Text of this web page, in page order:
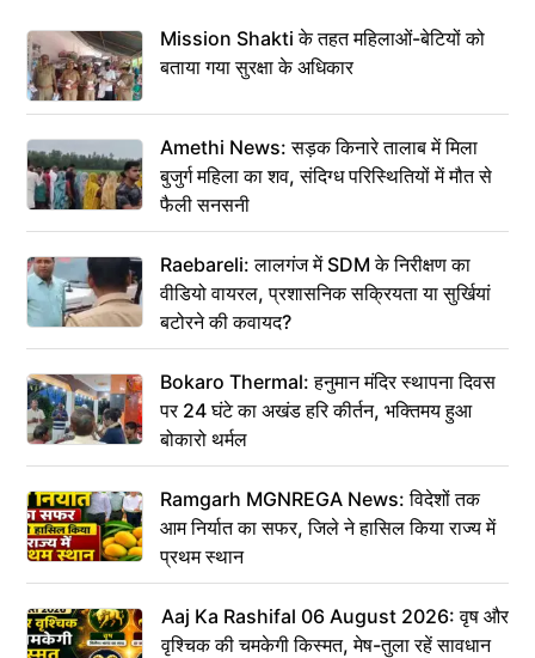
Mission Shakti के तहत महिलाओं-बेटियों को
बताया गया सुरक्षा के अधिकार
Amethi News: सड़क किनारे तालाब में मिला
बुजुर्ग महिला का शव, संदिग्ध परिस्थितियों में मौत से
फैली सनसनी
Raebareli: लालगंज में SDM के निरीक्षण का
वीडियो वायरल, प्रशासनिक सक्रियता या सुर्खियां
बटोरने की कवायद?
Bokaro Thermal: हनुमान मंदिर स्थापना दिवस
पर 24 घंटे का अखंड हरि कीर्तन, भक्तिमय हुआ
बोकारो थर्मल
Ramgarh MGNREGA News: विदेशों तक
आम निर्यात का सफर, जिले ने हासिल किया राज्य में
प्रथम स्थान
Aaj Ka Rashifal 06 August 2026: वृष और
वृश्चिक की चमकेगी किस्मत, मेष-तुला रहें सावधान